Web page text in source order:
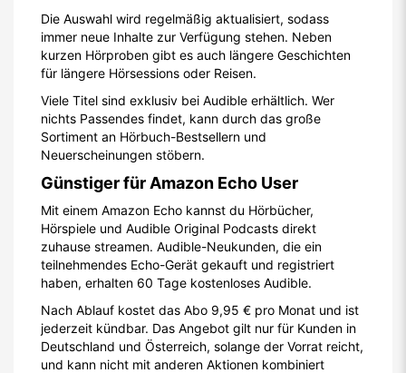
Die Auswahl wird regelmäßig aktualisiert, sodass
immer neue Inhalte zur Verfügung stehen. Neben
kurzen Hörproben gibt es auch längere Geschichten
für längere Hörsessions oder Reisen.
Viele Titel sind exklusiv bei Audible erhältlich. Wer
nichts Passendes findet, kann durch das große
Sortiment an Hörbuch-Bestsellern und
Neuerscheinungen stöbern.
Günstiger für Amazon Echo User
Mit einem Amazon Echo kannst du Hörbücher,
Hörspiele und Audible Original Podcasts direkt
zuhause streamen. Audible-Neukunden, die ein
teilnehmendes Echo-Gerät gekauft und registriert
haben, erhalten 60 Tage kostenloses Audible.
Nach Ablauf kostet das Abo 9,95 € pro Monat und ist
jederzeit kündbar. Das Angebot gilt nur für Kunden in
Deutschland und Österreich, solange der Vorrat reicht,
und kann nicht mit anderen Aktionen kombiniert